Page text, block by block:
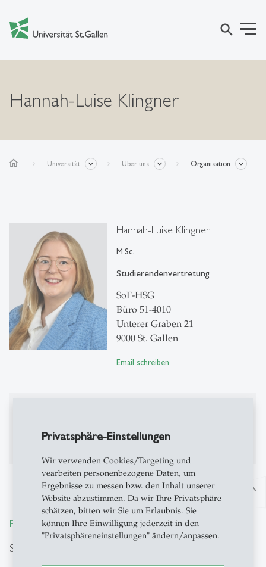
Privatsphäre-Einstellungen
Wir verwenden Cookies/Targeting und
vearbeiten personenbezogene Daten, um
Ergebnisse zu messen bzw. den Inhalt unserer
Website abzustimmen. Da wir Ihre Privatsphäre
schätzen, bitten wir Sie um Erlaubnis. Sie
können Ihre Einwilligung jederzeit in den
"Privatsphäreneinstellungen" ändern/anpassen.
search
Hannah-Luise Klingner
home Universität Über uns Organisation
Hannah-Luise Klingner
M.Sc.
Studierendenvertretung
SoF-HSG
Büro 51-4010
Unterer Graben 21
9000 St. Gallen
Email schreiben
Publikationen auf Alexandria
north
From insight to impact.
Suche